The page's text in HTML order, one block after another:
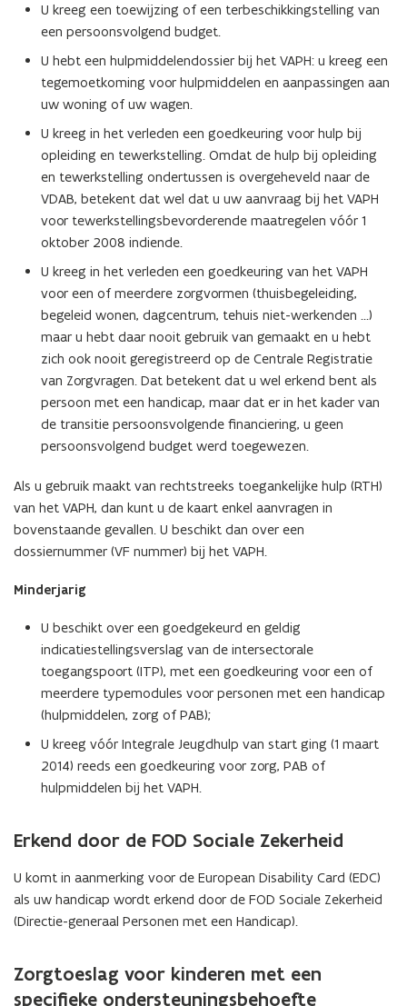
U kreeg een toewijzing of een terbeschikkingstelling van
een persoonsvolgend budget.
U hebt een hulpmiddelendossier bij het VAPH: u kreeg een
tegemoetkoming voor hulpmiddelen en aanpassingen aan
uw woning of uw wagen.
U kreeg in het verleden een goedkeuring voor hulp bij
opleiding en tewerkstelling. Omdat de hulp bij opleiding
en tewerkstelling ondertussen is overgeheveld naar de
VDAB, betekent dat wel dat u uw aanvraag bij het VAPH
voor tewerkstellingsbevorderende maatregelen vóór 1
oktober 2008 indiende.
U kreeg in het verleden een goedkeuring van het VAPH
voor een of meerdere zorgvormen (thuisbegeleiding,
begeleid wonen, dagcentrum, tehuis niet-werkenden ...)
maar u hebt daar nooit gebruik van gemaakt en u hebt
zich ook nooit geregistreerd op de Centrale Registratie
van Zorgvragen. Dat betekent dat u wel erkend bent als
persoon met een handicap, maar dat er in het kader van
de transitie persoonsvolgende financiering, u geen
persoonsvolgend budget werd toegewezen.
Als u gebruik maakt van rechtstreeks toegankelijke hulp (RTH)
van het VAPH, dan kunt u de kaart enkel aanvragen in
bovenstaande gevallen. U beschikt dan over een
dossiernummer (VF nummer) bij het VAPH.
Minderjarig
U beschikt over een goedgekeurd en geldig
indicatiestellingsverslag van de intersectorale
toegangspoort (ITP), met een goedkeuring voor een of
meerdere typemodules voor personen met een handicap
(hulpmiddelen, zorg of PAB);
U kreeg vóór Integrale Jeugdhulp van start ging (1 maart
2014) reeds een goedkeuring voor zorg, PAB of
hulpmiddelen bij het VAPH.
Erkend door de FOD Sociale Zekerheid
U komt in aanmerking voor de European Disability Card (EDC)
als uw handicap wordt erkend door de FOD Sociale Zekerheid
(Directie-generaal Personen met een Handicap).
Zorgtoeslag voor kinderen met een
specifieke ondersteuningsbehoefte